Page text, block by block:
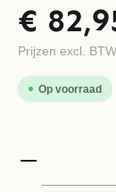
€
Prijzen excl.
Op voorraad